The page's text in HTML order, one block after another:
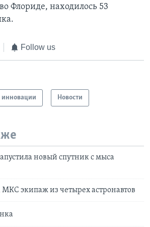
Флориде, находилось 53
Follow us
инновации Новости
новый спутник с мыса
МКС экипаж из четырех астронавтов